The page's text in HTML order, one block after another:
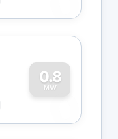
0.8
MW
0